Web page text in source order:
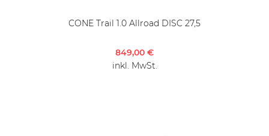
CONE Trail 1.0 Allroad DISC 27,5
849,00 €
inkl. MwSt.